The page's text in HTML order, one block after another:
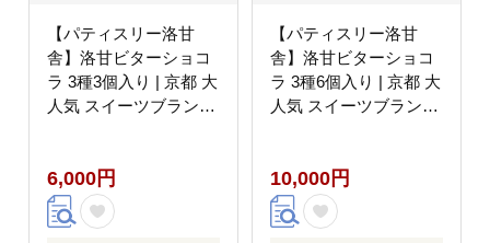
【パティスリー洛甘
舎】洛甘ビターショコ
ラ 3種3個入り | 京都 大
人気 スイーツブランド
チョコ ケーキ おいしい
人気 おすすめ お取り寄
せ お菓子 洋菓子 ］
6,000円
【パティスリー洛甘
舎】洛甘ビターショコ
ラ 3種6個入り | 京都 大
人気 スイーツブランド
チョコ ケーキ おいしい
人気 おすすめ お取り寄
せ お菓子 洋菓子 ］
10,000円